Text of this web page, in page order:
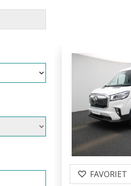
FAVORIET